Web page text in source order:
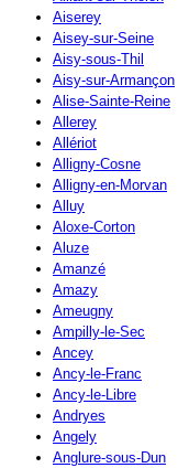
Aiserey
Aisey-sur-Seine
Aisy-sous-Thil
Aisy-sur-Armançon
Alise-Sainte-Reine
Allerey
Allériot
Alligny-Cosne
Alligny-en-Morvan
Alluy
Aloxe-Corton
Aluze
Amanzé
Amazy
Ameugny
Ampilly-le-Sec
Ancey
Ancy-le-Franc
Ancy-le-Libre
Andryes
Angely
Anglure-sous-Dun